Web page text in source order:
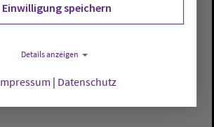
internationale Wissenschaftler
Vor- und Grundschulkindern
Einwilligung speichern
Details anzeigen
| Datenschutz